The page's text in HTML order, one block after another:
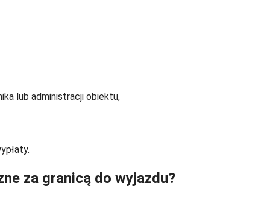
lub administracji obiektu,
za granicą do wyjazdu?